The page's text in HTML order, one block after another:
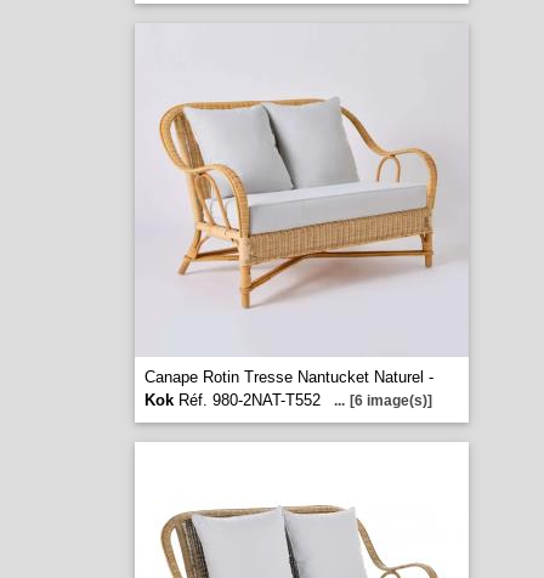
Canape Rotin Tresse Nantucket Naturel -
KokRéf. 980-2NAT-T552 ... [6 image(s)]